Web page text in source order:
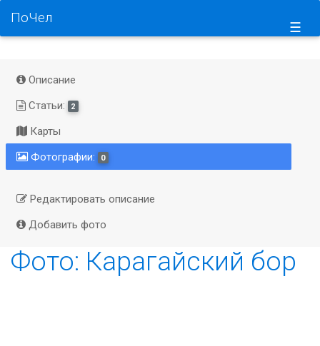
☰
ПоЧел
Описание
Статьи:
2
Карты
Фотографии:
0
Редактировать описание
Добавить фото
Фото: Карагайский бор